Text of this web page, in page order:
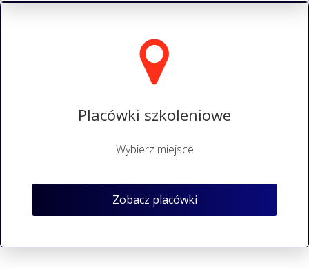
Placówki szkoleniowe
Wybierz miejsce
Zobacz placówki